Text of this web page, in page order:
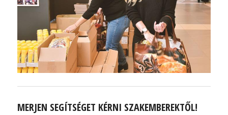
MERJEN SEGÍTSÉGET KÉRNI SZAKEMBEREKTŐL!